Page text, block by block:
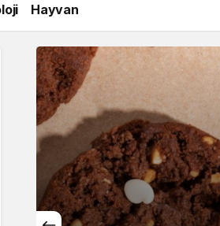
Hayvan
Gündüz Modu
Gündüz modunu seçin.
Gece Modu
Gece modunu seçin.